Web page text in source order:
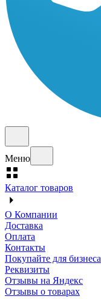
Меню
Каталог товаров
О Компании
Доставка
Оплата
Контакты
Покупайте для бизнеса
Реквизиты
Отзывы на Яндекс
Отзывы о товарах